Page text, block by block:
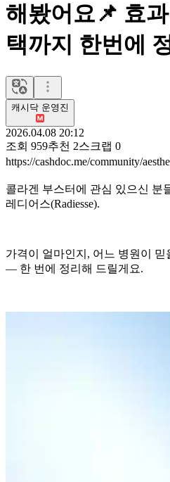
해봤어요📌 효
택까지 한번에
캐시닥 운영진
2026.04.08 20:12
조회 959추천 2스크랩 0
https://cashdoc.me/community/
콜라겐 부스터에 관심 있으신 분
레디어스(Radiesse).
가격이 얼마인지, 어느 병원이 믿
— 한 번에 정리해 드릴게요.